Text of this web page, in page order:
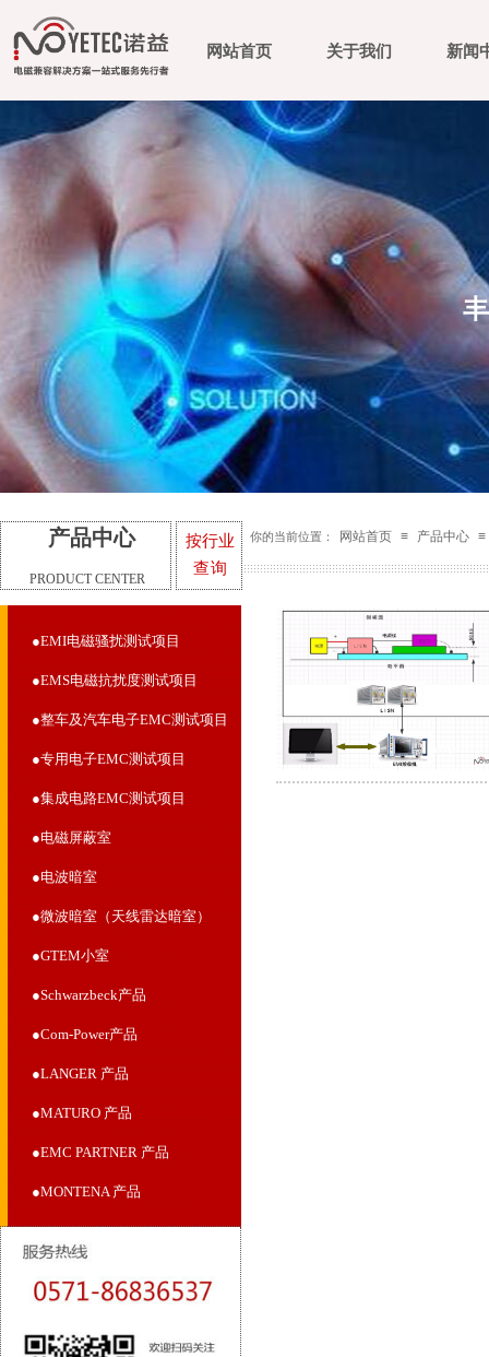
网站首页 关于我们 新闻
产品中心
按行业
查询
网站首页 ≡ 产品中心 ≡
你的当前位置：
PRODUCT CENTER
●EMI电磁骚扰测试项目
●EMS电磁抗扰度测试项目
●整车及汽车电子EMC测试项目
●专用电子EMC测试项目
●集成电路EMC测试项目
●电磁屏蔽室
●电波暗室
●微波暗室（天线雷达暗室）
●GTEM小室
●Schwarzbeck产品
●Com-Power产品
●LANGER 产品
●MATURO 产品
●EMC PARTNER 产品
●MONTENA 产品